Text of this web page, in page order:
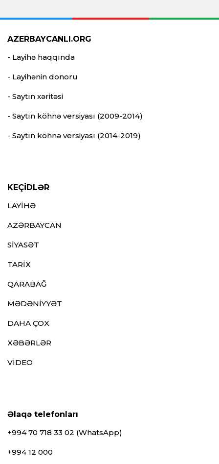
AZERBAYCANLI.ORG
- Layihə haqqında
- Layihənin donoru
- Saytın xəritəsi
- Saytın köhnə versiyası (2009-2014)
- Saytın köhnə versiyası (2014-2019)
KEÇİDLƏR
LAYİHƏ
AZƏRBAYCAN
SİYASƏT
TARİX
QARABAĞ
MƏDƏNİYYƏT
DAHA ÇOX
XƏBƏRLƏR
VİDEO
Əlaqə telefonları
+994 70 718 33 02 (WhatsApp)
+994 12 000